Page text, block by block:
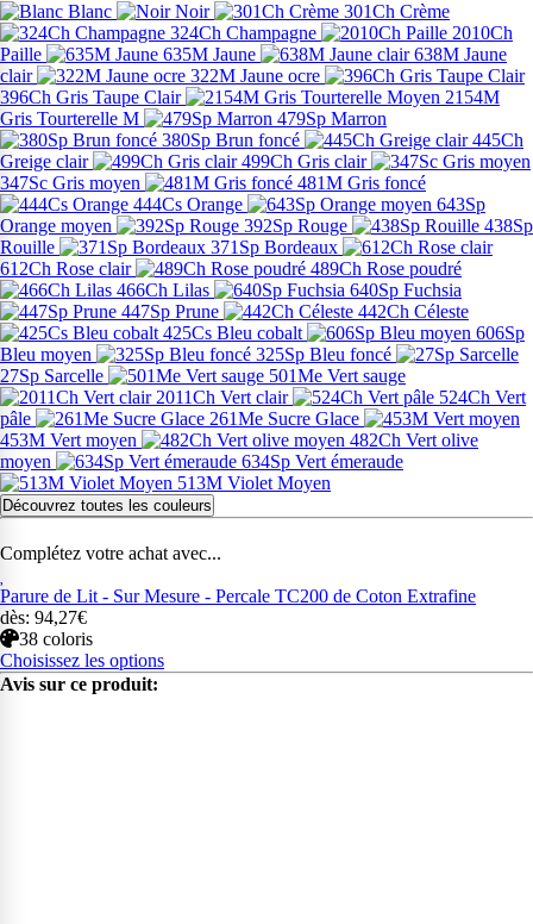
Blanc Noir
301Ch Crème
324Ch Champagne
2010Ch
Paille
635M Jaune
638M Jaune
clair
322M Jaune ocre
396Ch Gris Taupe Clair
2154M
Gris Tourterelle M
479Sp Marron
380Sp Brun foncé
445Ch
Greige clair
499Ch Gris clair
347Sc Gris moyen
481M Gris foncé
444Cs Orange
643Sp
Orange moyen
392Sp Rouge
438Sp
Rouille
371Sp Bordeaux
612Ch Rose clair
489Ch Rose poudré
466Ch Lilas
640Sp Fuchsia
447Sp Prune
442Ch Céleste
425Cs Bleu cobalt
606Sp
Bleu moyen
325Sp Bleu foncé
27Sp Sarcelle
501Me Vert sauge
2011Ch Vert clair
524Ch Vert
pâle
261Me Sucre Glace
453M Vert moyen
482Ch Vert olive
moyen
634Sp Vert émeraude
513M Violet Moyen
Découvrez toutes les couleurs
Complétez votre achat avec...
Parure de Lit - Sur Mesure - Percale TC200 de Coton Extrafine
dès: 94,27€
38 coloris
Choisissez les options
Avis sur ce produit: